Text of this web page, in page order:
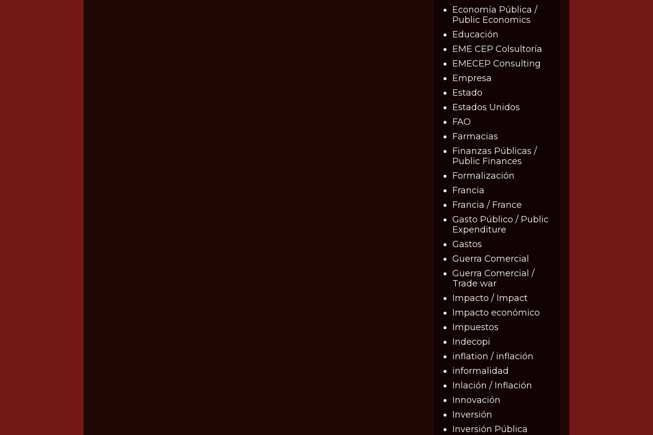
Economía Pública /
Public Economics
Educación
EME CEP Colsultoría
EMECEP Consulting
Empresa
Estado
Estados Unidos
FAO
Farmacias
Finanzas Públicas /
Public Finances
Formalización
Francia
Francia / France
Gasto Público / Public
Expenditure
Gastos
Guerra Comercial
Guerra Comercial /
Trade war
Impacto / Impact
Impacto económico
Impuestos
Indecopi
inflation / inflación
informalidad
Inlación / Inflación
Innovación
Inversión
Inversión Pública